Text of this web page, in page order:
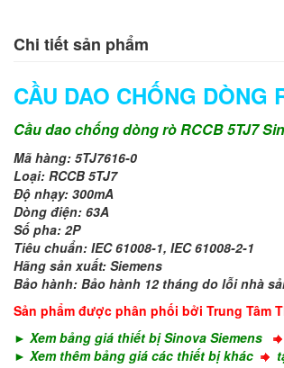
Chi tiết sản phẩm
CẦU DAO CHỐNG DÒNG
Cầu dao chống dòng rò RCCB 5TJ7
Mã hàng: 5TJ7616-0
Loại: RCCB 5TJ7
Độ nhạy: 300mA
Dòng điện: 63A
Số pha: 2P
Tiêu chuẩn: IEC 61008-1, IEC 61008-2-1
Hãng sản xuất: Siemens
Bảo hành: Bảo hành 12 tháng do lỗi nhà
Sản phẩm được phân phối bởi Trung Tâm
► Xem bảng giá thiết bị Sinova Siemens
► Xem thêm bảng giá các thiết bị khác